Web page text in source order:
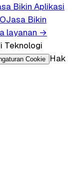
Bikin Aplikasi
Jasa Bikin
layanan →
Teknologi
Cookie
Hak